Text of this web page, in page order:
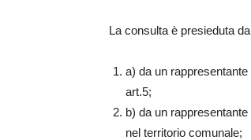
La consulta è presieduta
a) da un
art.5;
b) da un
nel territorio comunale;